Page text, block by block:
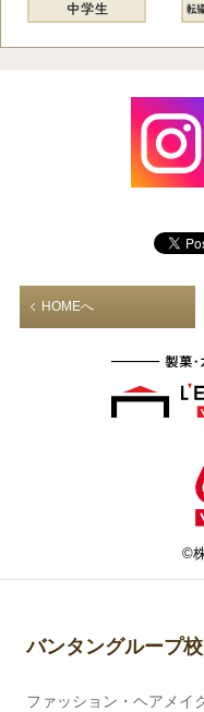
HOMEへ
©
バンタングループ校
ファッション・ヘアメイ